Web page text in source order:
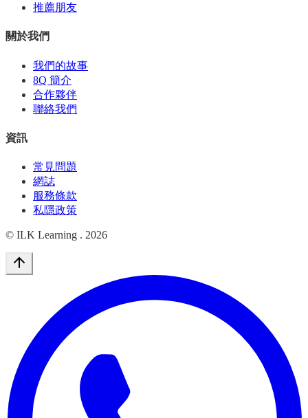
推薦朋友
關於我們
我們的故事
8Q 簡介
合作夥伴
聯絡我們
資訊
常見問題
網誌
服務條款
私隱政策
© ILK Learning . 2026